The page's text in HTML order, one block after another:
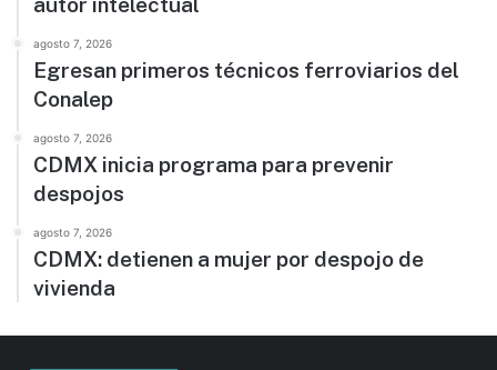
agosto 7, 2026
Egresan primeros técnicos ferroviarios del
Conalep
agosto 7, 2026
CDMX inicia programa para prevenir
despojos
agosto 7, 2026
CDMX: detienen a mujer por despojo de
vivienda